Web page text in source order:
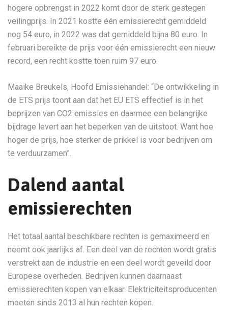
hogere opbrengst in 2022 komt door de sterk gestegen
veilingprijs. In 2021 kostte één emissierecht gemiddeld
nog 54 euro, in 2022 was dat gemiddeld bijna 80 euro. In
februari bereikte de prijs voor één emissierecht een nieuw
record, een recht kostte toen ruim 97 euro.
Maaike Breukels, Hoofd Emissiehandel: “De ontwikkeling in
de ETS prijs toont aan dat het EU ETS effectief is in het
beprijzen van CO2 emissies en daarmee een belangrijke
bijdrage levert aan het beperken van de uitstoot. Want hoe
hoger de prijs, hoe sterker de prikkel is voor bedrijven om
te verduurzamen”.
Dalend aantal
emissierechten
Het totaal aantal beschikbare rechten is gemaximeerd en
neemt ook jaarlijks af. Een deel van de rechten wordt gratis
verstrekt aan de industrie en een deel wordt geveild door
Europese overheden. Bedrijven kunnen daarnaast
emissierechten kopen van elkaar. Elektriciteitsproducenten
moeten sinds 2013 al hun rechten kopen.